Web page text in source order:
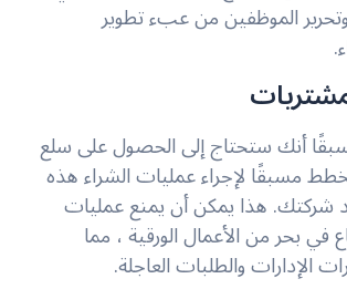
الموظفين من عبء تطوير
أنك ستحتاج إلى الحصول على سلع
مسبقًا لإجراء عمليات الشراء هذه
شركتك. هذا يمكن أن يمنع عمليات
في بحر من الأعمال الورقية ، مما
الإدارات والطلبات العاجلة.